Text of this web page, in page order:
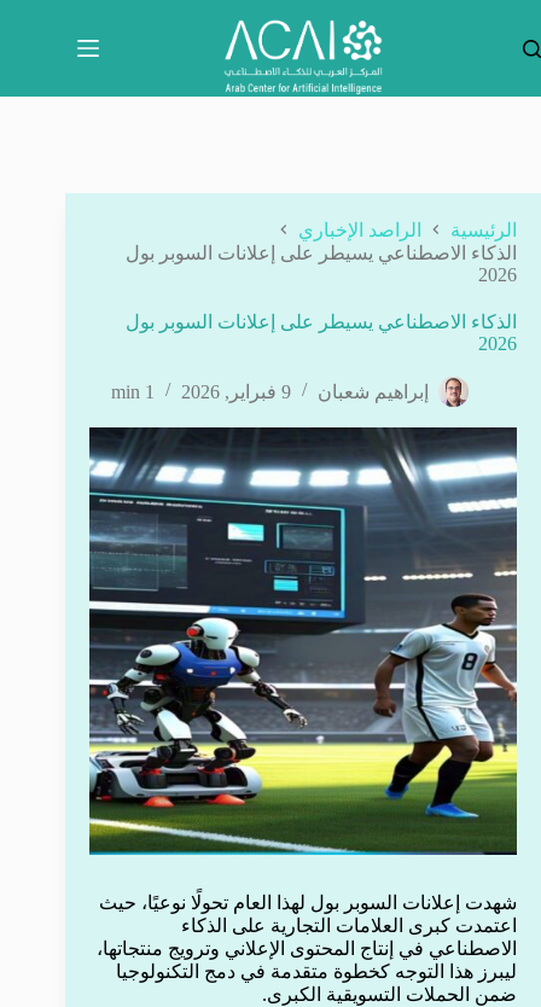
المحتوى
الرئيسية
الراصد الإخباري
الذكاء الاصطناعي يسيطر على إعلانات السوبر بول
2026
الذكاء الاصطناعي يسيطر على إعلانات السوبر بول
2026
إبراهيم شعبان 9 فبراير, 2026 1 min
شهدت إعلانات السوبر بول لهذا العام تحولًا نوعيًا، حيث
اعتمدت كبرى العلامات التجارية على الذكاء
الاصطناعي في إنتاج المحتوى الإعلاني وترويج منتجاتها،
ليبرز هذا التوجه كخطوة متقدمة في دمج التكنولوجيا
ضمن الحملات التسويقية الكبرى.